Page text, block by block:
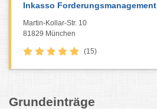
Inkasso Forderungsmanagement
Martin-Kollar-Str. 10
81829 München
(15)
Grundeinträge